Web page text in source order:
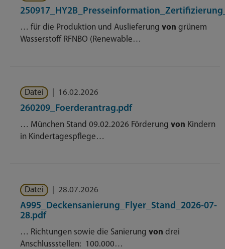
… für die Produktion und Auslieferung von grünem
Wasserstoff RFNBO (Renewable…
Datei 16.02.2026
260209_Foerderantrag.pdf
… München Stand 09.02.2026 Förderung von Kindern
in Kindertagespflege…
Datei 28.07.2026
A995_Deckensanierung_Flyer_Stand_2026-07-
28.pdf
… Richtungen sowie die Sanierung von drei
Anschlussstellen:  100.000…